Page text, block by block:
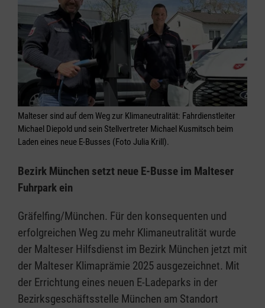
Malteser sind auf dem Weg zur Klimaneutralität: Fahrdienstleiter
Michael Diepold und sein Stellvertreter Michael Kusmitsch beim
Laden eines neue E-Busses (Foto Julia Krill).
Bezirk München setzt neue E-Busse im Malteser
Fuhrpark ein
Gräfelfing/München. Für den konsequenten und
erfolgreichen Weg zu mehr Klimaneutralität wurde
der Malteser Hilfsdienst im Bezirk München jetzt mit
der Malteser Klimaprämie 2025 ausgezeichnet. Mit
der Errichtung eines neuen E-Ladeparks in der
Bezirksgeschäftsstelle München am Standort